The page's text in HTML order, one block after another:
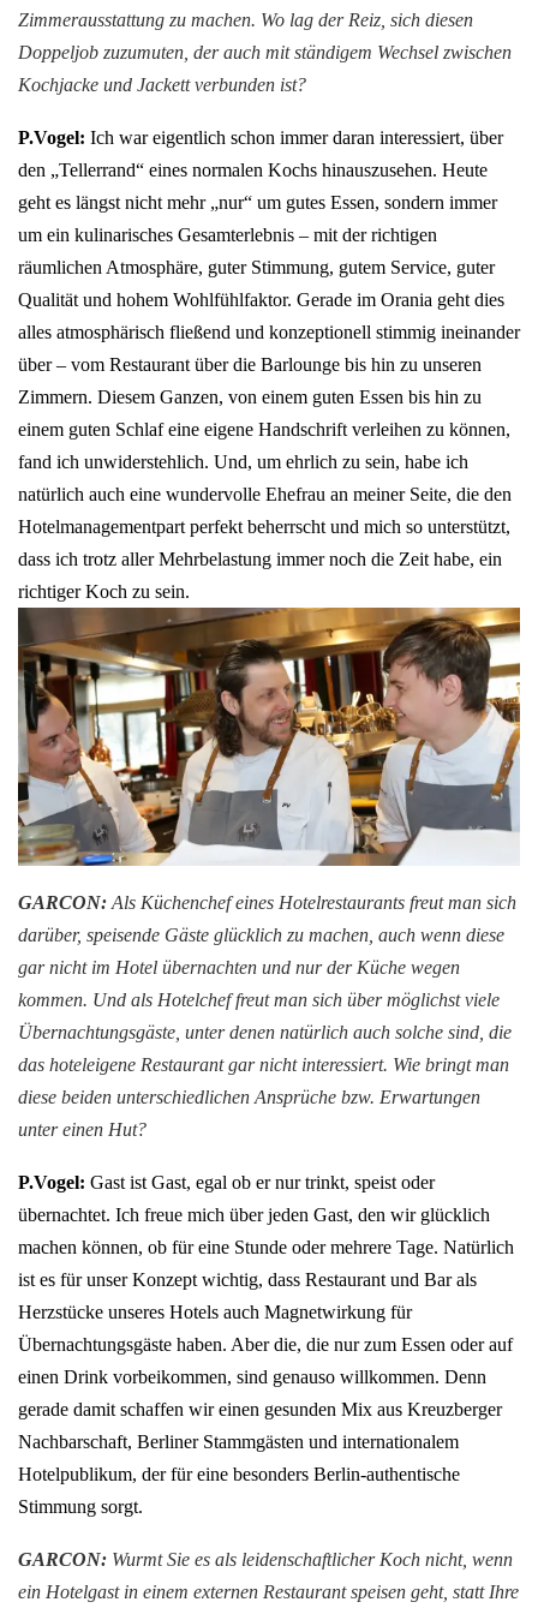
Zimmerausstattung zu machen. Wo lag der Reiz, sich diesen
Doppeljob zuzumuten, der auch mit ständigem Wechsel zwischen
Kochjacke und Jackett verbunden ist?
P.Vogel: Ich war eigentlich schon immer daran interessiert, über
den „Tellerrand“ eines normalen Kochs hinauszusehen. Heute
geht es längst nicht mehr „nur“ um gutes Essen, sondern immer
um ein kulinarisches Gesamterlebnis – mit der richtigen
räumlichen Atmosphäre, guter Stimmung, gutem Service, guter
Qualität und hohem Wohlfühlfaktor. Gerade im Orania geht dies
alles atmosphärisch fließend und konzeptionell stimmig ineinander
über – vom Restaurant über die Barlounge bis hin zu unseren
Zimmern. Diesem Ganzen, von einem guten Essen bis hin zu
einem guten Schlaf eine eigene Handschrift verleihen zu können,
fand ich unwiderstehlich. Und, um ehrlich zu sein, habe ich
natürlich auch eine wundervolle Ehefrau an meiner Seite, die den
Hotelmanagementpart perfekt beherrscht und mich so unterstützt,
dass ich trotz aller Mehrbelastung immer noch die Zeit habe, ein
richtiger Koch zu sein.
GARCON: Als Küchenchef eines Hotelrestaurants freut man sich
darüber, speisende Gäste glücklich zu machen, auch wenn diese
gar nicht im Hotel übernachten und nur der Küche wegen
kommen. Und als Hotelchef freut man sich über möglichst viele
Übernachtungsgäste, unter denen natürlich auch solche sind, die
das hoteleigene Restaurant gar nicht interessiert. Wie bringt man
diese beiden unterschiedlichen Ansprüche bzw. Erwartungen
unter einen Hut?
P.Vogel: Gast ist Gast, egal ob er nur trinkt, speist oder
übernachtet. Ich freue mich über jeden Gast, den wir glücklich
machen können, ob für eine Stunde oder mehrere Tage. Natürlich
ist es für unser Konzept wichtig, dass Restaurant und Bar als
Herzstücke unseres Hotels auch Magnetwirkung für
Übernachtungsgäste haben. Aber die, die nur zum Essen oder auf
einen Drink vorbeikommen, sind genauso willkommen. Denn
gerade damit schaffen wir einen gesunden Mix aus Kreuzberger
Nachbarschaft, Berliner Stammgästen und internationalem
Hotelpublikum, der für eine besonders Berlin-authentische
Stimmung sorgt.
GARCON: Wurmt Sie es als leidenschaftlicher Koch nicht, wenn
ein Hotelgast in einem externen Restaurant speisen geht, statt Ihre